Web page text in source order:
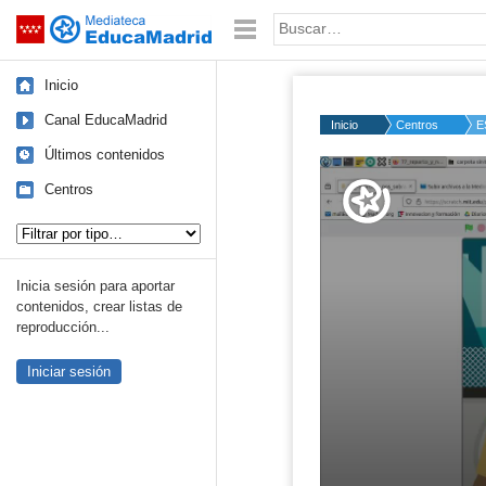
Saltar navegación Palabra o frase:
Inicio
Canal EducaMadrid
Últimos contenidos
Centros
Inicia sesión para aportar
contenidos, crear listas de
reproducción...
Iniciar sesión
Inicio Centros
Volume
50%